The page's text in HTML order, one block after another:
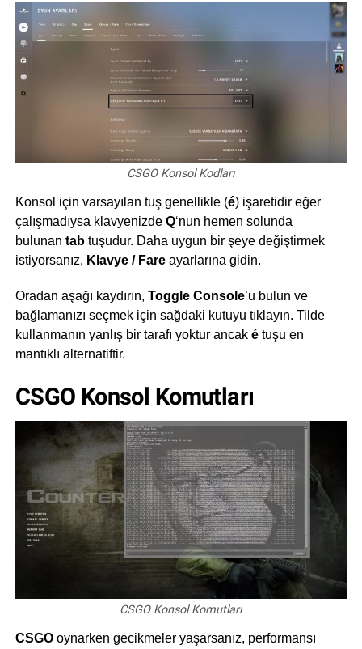
CSGO Konsol Kodları
Konsol için varsayılan tuş genellikle (é) işaretidir eğer
çalışmadıysa klavyenizde Q‘nun hemen solunda
bulunan tabtuşudur. Daha uygun bir şeye değiştirmek
istiyorsanız, Klavye / Fareayarlarına gidin.
Oradan aşağı kaydırın, Toggle Console’u bulun ve
bağlamanızı seçmek için sağdaki kutuyu tıklayın. Tilde
kullanmanın yanlış bir tarafı yoktur ancak étuşu en
mantıklı alternatiftir.
CSGO Konsol Komutları
CSGO Konsol Komutları
CSGOoynarken gecikmeler yaşarsanız, performansı